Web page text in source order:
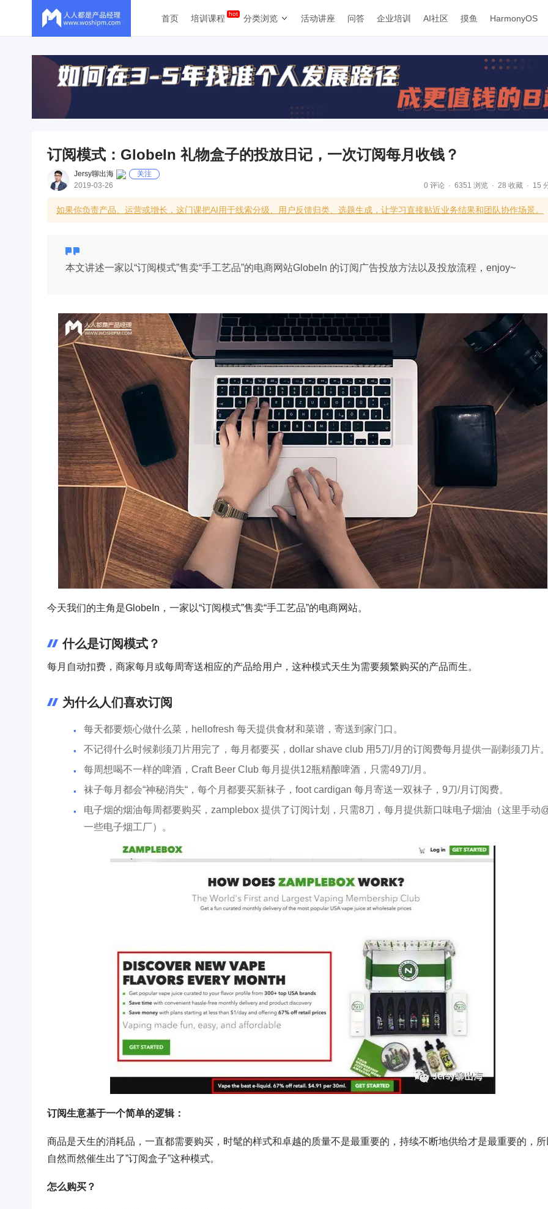
首页 培训课程 分类浏览 活动讲座 问答 企业培训 AI社区 摸鱼 HarmonyOS
订阅模式：GlobeIn 礼物盒子的投放日记，一次订阅每月收钱？
Jersy聊出海
关注
2019-03-26
0 评论 6351 浏览 28 收藏 15
如果你负责产品、运营或增长，这门课把AI用于线索分级、用户反馈归类、选题生成，让学习直接贴近业务结果和团队协作场景。
本文讲述一家以“订阅模式”售卖“手工艺品”的电商网站GlobeIn 的订阅广告投放方法以及投放流程，enjoy~
今天我们的主角是GlobeIn，一家以“订阅模式”售卖“手工艺品”的电商网站。
什么是订阅模式？
每月自动扣费，商家每月或每周寄送相应的产品给用户，这种模式天生为需要频繁购买的产品而生。
为什么人们喜欢订阅
每天都要烦心做什么菜，hellofresh 每天提供食材和菜谱，寄送到家门口。
不记得什么时候剃须刀片用完了，每月都要买，dollar shave club 用5刀/月的订阅费每月提供一副剃须刀片
每周想喝不一样的啤酒，Craft Beer Club 每月提供12瓶精酿啤酒，只需49刀/月。
袜子每月都会“神秘消失“，每个月都要买新袜子，foot cardigan 每月寄送一双袜子，9刀/月订阅费。
电子烟的烟油每周都要购买，zamplebox 提供了订阅计划，只需8刀，每月提供新口味电子烟油（这里手动
一些电子烟工厂）。
订阅生意基于一个简单的逻辑：
商品是天生的消耗品，一直都需要购买，时髦的样式和卓越的质量不是最重要的，持续不断地供给才是最重要的，所
自然而然催生出了”订阅盒子”这种模式。
怎么购买？